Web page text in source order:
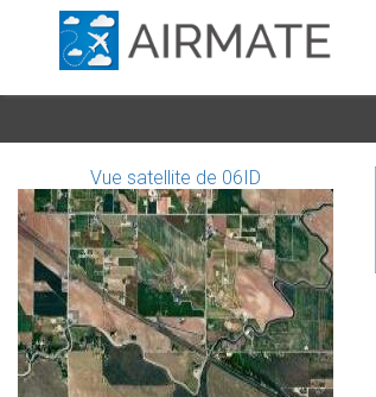
Vue satellite de 06ID